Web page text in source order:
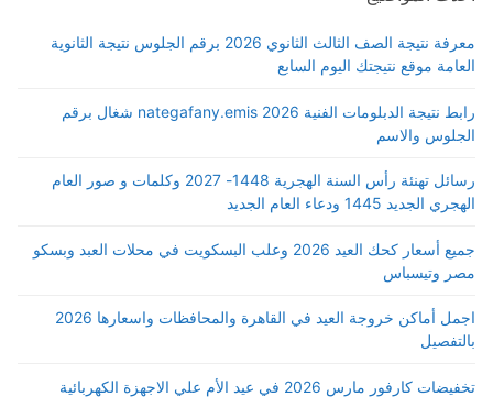
معرفة نتيجة الصف الثالث الثانوي 2026 برقم الجلوس نتيجة الثانوية
العامة موقع نتيجتك اليوم السابع
رابط نتيجة الدبلومات الفنية 2026 nategafany.emis شغال برقم
الجلوس والاسم
رسائل تهنئة رأس السنة الهجرية 1448- 2027 وكلمات و صور العام
الهجري الجديد 1445 ودعاء العام الجديد
جميع أسعار كحك العيد 2026 وعلب البسكويت في محلات العبد وبسكو
مصر وتيسباس
اجمل أماكن خروجة العيد في القاهرة والمحافظات واسعارها 2026
بالتفصيل
تخفيضات كارفور مارس 2026 في عيد الأم علي الاجهزة الكهربائية